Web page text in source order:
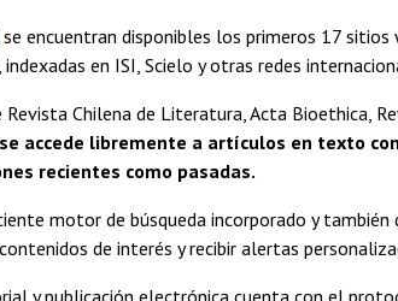
Alimentos
se encuentran disponibles los primeros 17 sitios
en ISI, Scielo y otras redes
Chilena de Literatura, Acta Bioethica,
se accede libremente a artículos en texto
recientes como pasadas.
motor de búsqueda incorporado y también
de interés y recibir alertas
y publicación electrónica cuenta con el